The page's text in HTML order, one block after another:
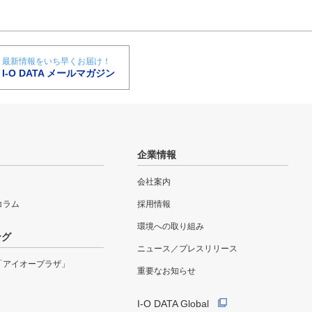
最新情報をいち早くお届け！
I-O DATA メールマガジン
ラム
イオープラザ」
企業情報
会社案内
採用情報
環境への取り組み
ニュース／プレスリリース
重要なお知らせ
I-O DATA Global